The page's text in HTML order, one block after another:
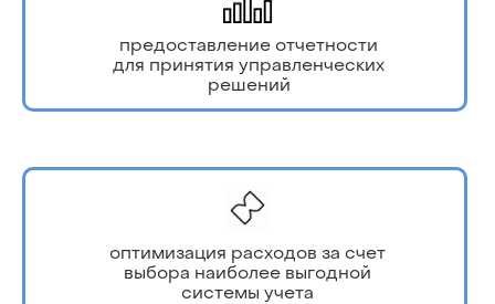
оптимизация расходов за счет
выбора наиболее выгодной
системы учета
предоставление отчетности
для принятия управленческих
решений